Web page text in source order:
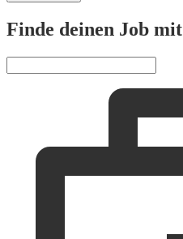
Finde deinen Job